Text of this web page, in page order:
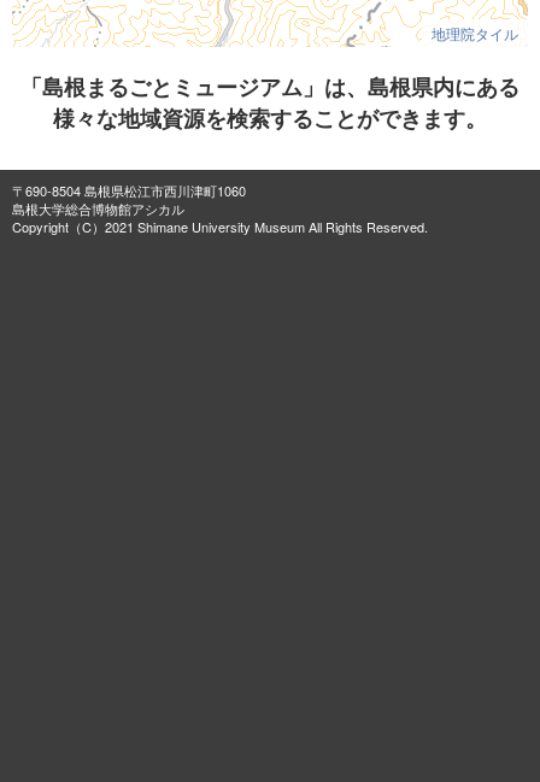
地理院タイル
「島根まるごとミュージアム」は、島根県内にある
様々な地域資源を検索することができます。
〒690-8504 島根県松江市西川津町1060
島根大学総合博物館アシカル
Copyright（C）2021 Shimane University Museum All Rights Reserved.